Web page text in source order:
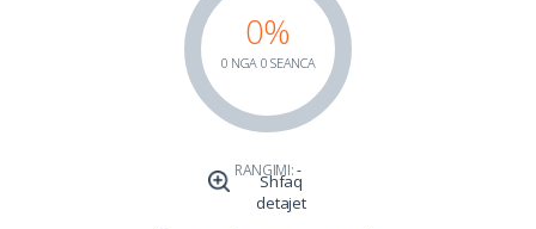
0%
0 NGA 0 SEANCA
RANGIMI:-
Shfaq
detajet